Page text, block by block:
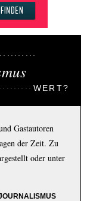
WERT?
Gastautoren
der Zeit. Zu
oder unter